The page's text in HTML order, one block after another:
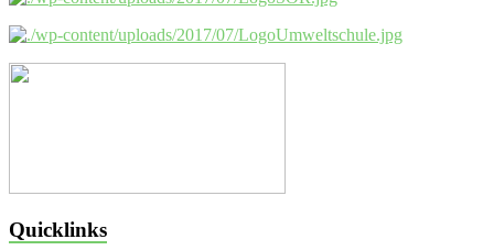
Quicklinks